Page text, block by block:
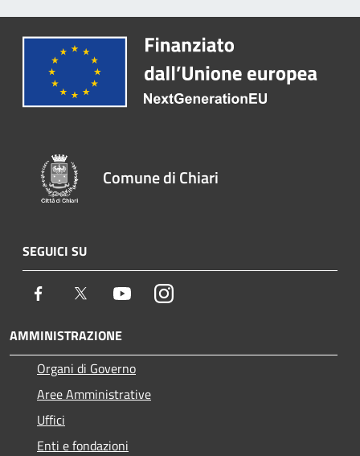
Comune di Chiari
SEGUICI SU
Facebook Twitter YoutubeInstagram
AMMINISTRAZIONE
Organi di Governo
Aree Amministrative
Uffici
Enti e fondazioni